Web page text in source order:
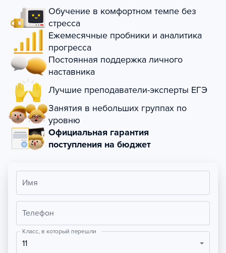
Обучение в комфортном темпе без
стресса
Ежемесячные пробники и аналитика
прогресса
Постоянная поддержка личного
наставника
Лучшие преподаватели-эксперты ЕГЭ
Занятия в небольших группах по
уровню
Официальная гарантия
поступления на бюджет
Имя
Телефон
Класс, в который перешли
11